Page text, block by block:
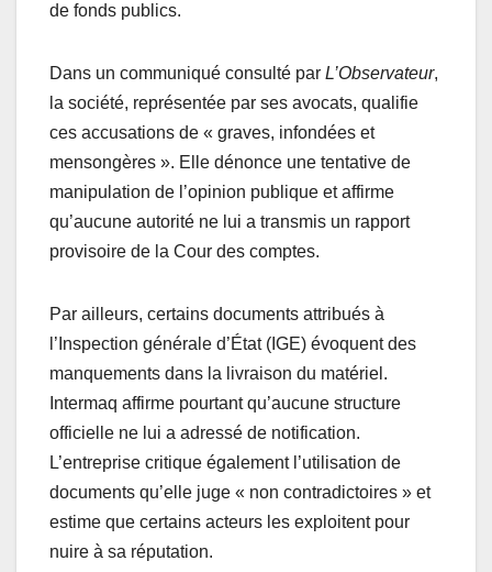
de fonds publics.
Dans un communiqué consulté par L’Observateur,
la société, représentée par ses avocats, qualifie
ces accusations de « graves, infondées et
mensongères ». Elle dénonce une tentative de
manipulation de l’opinion publique et affirme
qu’aucune autorité ne lui a transmis un rapport
provisoire de la Cour des comptes.
Par ailleurs, certains documents attribués à
l’Inspection générale d’État (IGE) évoquent des
manquements dans la livraison du matériel.
Intermaq affirme pourtant qu’aucune structure
officielle ne lui a adressé de notification.
L’entreprise critique également l’utilisation de
documents qu’elle juge « non contradictoires » et
estime que certains acteurs les exploitent pour
nuire à sa réputation.